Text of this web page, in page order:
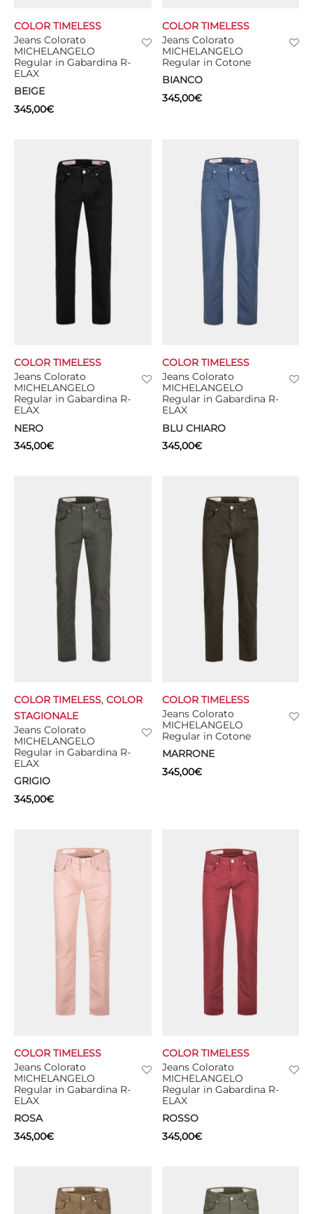
Jeans Colorato
MICHELANGELO
Regular in Gabardina R-
ELAX
BEIGE
COLOR TIMELESS
345,00€
Jeans Colorato
MICHELANGELO
Regular in Cotone
BIANCO
COLOR TIMELESS
345,00€
Jeans Colorato
MICHELANGELO
Regular in Gabardina R-
ELAX
NERO
COLOR TIMELESS
345,00€
Jeans Colorato
MICHELANGELO
Regular in Gabardina R-
ELAX
BLU CHIARO
COLOR TIMELESS
345,00€
Jeans Colorato
MICHELANGELO
Regular in Gabardina R-
ELAX
GRIGIO
COLOR TIMELESS, COLOR
STAGIONALE
345,00€
Jeans Colorato
MICHELANGELO
Regular in Cotone
MARRONE
COLOR TIMELESS
345,00€
Jeans Colorato
MICHELANGELO
Regular in Gabardina R-
ELAX
ROSA
COLOR TIMELESS
345,00€
Jeans Colorato
MICHELANGELO
Regular in Gabardina R-
ELAX
ROSSO
COLOR TIMELESS
345,00€